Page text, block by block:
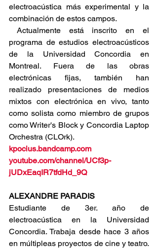
electroacústica más experimental y la
combinación de estos campos.
Actualmente está inscrito en el
programa de estudios electroacústicos
de la Universidad Concordia en
Montreal. Fuera de las obras
electrónicas fijas, también han
realizado presentaciones de medios
mixtos con electrónica en vivo, tanto
como solista como miembro de grupos
como Writer's Block y Concordia Laptop
Orchestra (CLOrk).
kpocius.bandcamp.com
youtube.com/channel/UCf3p-
jUDxEaqIR7tfdHd_9Q
ALEXANDRE PARADIS
Estudiante de 3er. año de
electroacústica en la Universidad
Concordia. Trabaja desde hace 3 años
en múltipleas proyectos de cine y teatro.